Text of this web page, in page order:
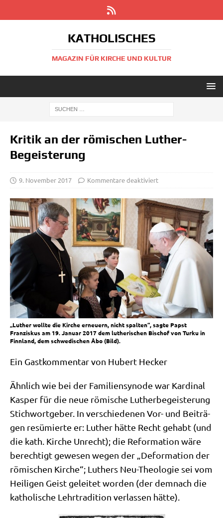
KATHOLISCHES
MAGAZIN FÜR KIRCHE UND KULTUR
Kritik an der römischen Luther-
Begeisterung
9. November 2017 Kommentare deaktiviert
„Luther wollte die Kirche erneuern, nicht spalten“, sagte Papst
Franziskus am 19. Januar 2017 dem lutherischen Bischof von Turku in
Finnland, dem schwedischen Åbo (Bild).
Ein Gast­kom­men­tar von Hubert Hecker
Ähn­lich wie bei der Fami­li­en­syn­ode war Kar­di­nal
Kas­per für die neue römi­sche Luther­be­gei­ste­rung
Stich­wort­ge­ber. In ver­schie­de­nen Vor- und Bei­trä­
gen resü­mier­te er: Luther hät­te Recht gehabt (und
die kath. Kir­che Unrecht); die Refor­ma­ti­on wäre
berech­tigt gewe­sen wegen der „Defor­ma­ti­on der
römi­schen Kir­che“; Luthers Neu-Theo­lo­gie sei vom
Hei­li­gen Geist gelei­tet wor­den (der dem­nach die
katho­li­sche Lehr­tra­di­ti­on ver­las­sen hätte).